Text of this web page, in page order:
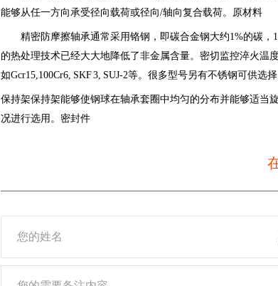
能够从任一方向承受径向载荷或径向/轴向复合载荷。原材料
精密防摩擦轴承通常采用铬钢，即碳合金钢大约1%的碳，
的热处理技术已经大大地降低了非金属含量。密切监控淬火温
如Gcr15,100Cr6, SKF 3, SUJ-2等。很多型号另有不锈钢可供选择
保持架保持架能够使钢球在轴承套圈中均匀的分布并能够适当
况进行选用。密封件